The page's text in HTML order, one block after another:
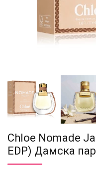
Chloe Nomade
EDP) Дамска